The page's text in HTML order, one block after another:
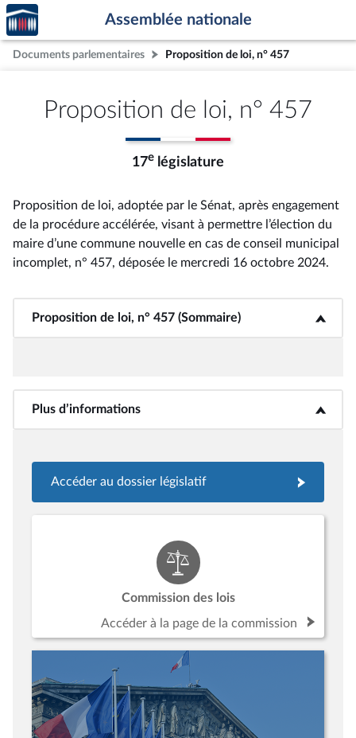
Aller au contenu
Aller en bas de la page
Accèder
à la
page
d'accueil
Assemblée nationale
Documents parlementaires Proposition de loi, n° 457
Proposition de loi, n° 457
17e législature
Proposition de loi, adoptée par le Sénat, après engagement
de la procédure accélérée, visant à permettre l’élection du
maire d’une commune nouvelle en cas de conseil municipal
incomplet, n° 457, déposée le mercredi 16 octobre 2024.
Proposition de loi, n° 457 (Sommaire)
<b>Proposition de loi, n° 457 (Sommaire)</b>
Plus d’informations<b>Plus d’informations</b>
Accéder au dossier législatif
Commission des lois
Accéder à la page de la commission